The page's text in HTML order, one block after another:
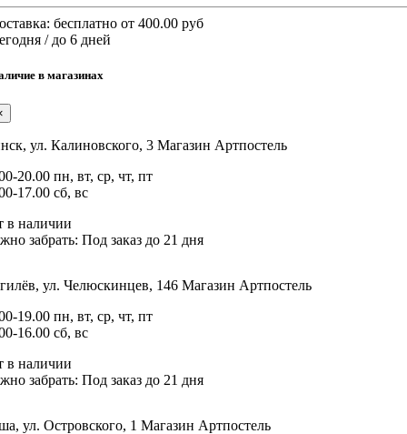
бесплатно от 400.00 руб
/ до 6 дней
в магазинах
ул. Калиновского, 3 Магазин Артпостель
20.00 пн, вт, ср, чт, пт
17.00 сб, вс
в наличии
забрать: Под заказ до 21 дня
ул. Челюскинцев, 146 Магазин Артпостель
19.00 пн, вт, ср, чт, пт
16.00 сб, вс
в наличии
забрать: Под заказ до 21 дня
ул. Островского, 1 Магазин Артпостель